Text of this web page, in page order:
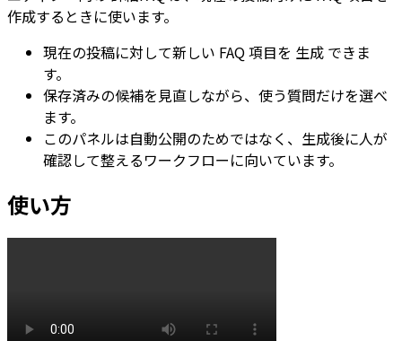
作成するときに使います。
現在の投稿に対して新しい FAQ 項目を 生成 できま
す。
保存済みの候補を見直しながら、使う質問だけを選べ
ます。
このパネルは自動公開のためではなく、生成後に人が
確認して整えるワークフローに向いています。
使い方